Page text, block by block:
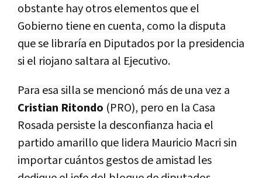
obstante hay otros elementos que el
Gobierno tiene en cuenta, como la disputa
que se libraría en Diputados por la presidencia
si el riojano saltara al Ejecutivo.
Para esa silla se mencionó más de una vez a
Cristian Ritondo (PRO), pero en la Casa
Rosada persiste la desconfianza hacia el
partido amarillo que lidera Mauricio Macri sin
importar cuántos gestos de amistad les